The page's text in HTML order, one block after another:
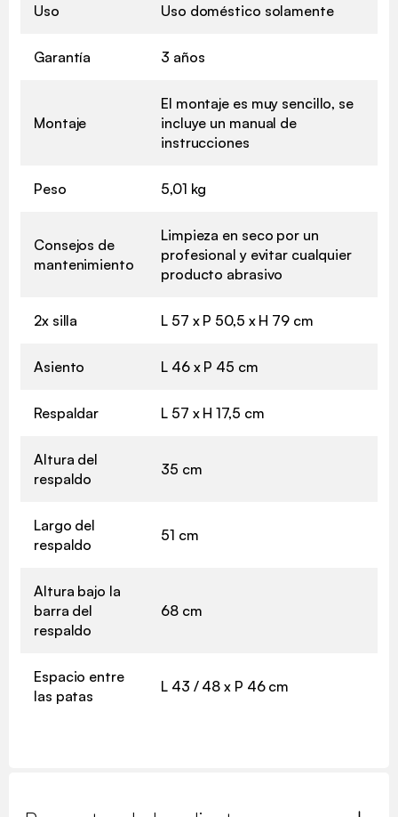
Uso Uso doméstico solamente
Garantía 3 años
Montaje
El montaje es muy sencillo, se
incluye un manual de
instrucciones
Peso 5,01 kg
Consejos de
mantenimiento
Limpieza en seco por un
profesional y evitar cualquier
producto abrasivo
2x silla L 57 x P 50,5 x H 79 cm
Asiento L 46 x P 45 cm
Respaldar L 57 x H 17,5 cm
Altura del
respaldo
35 cm
Largo del
respaldo
51 cm
Altura bajo la
barra del
respaldo
68 cm
Espacio entre
las patas
L 43 / 48 x P 46 cm